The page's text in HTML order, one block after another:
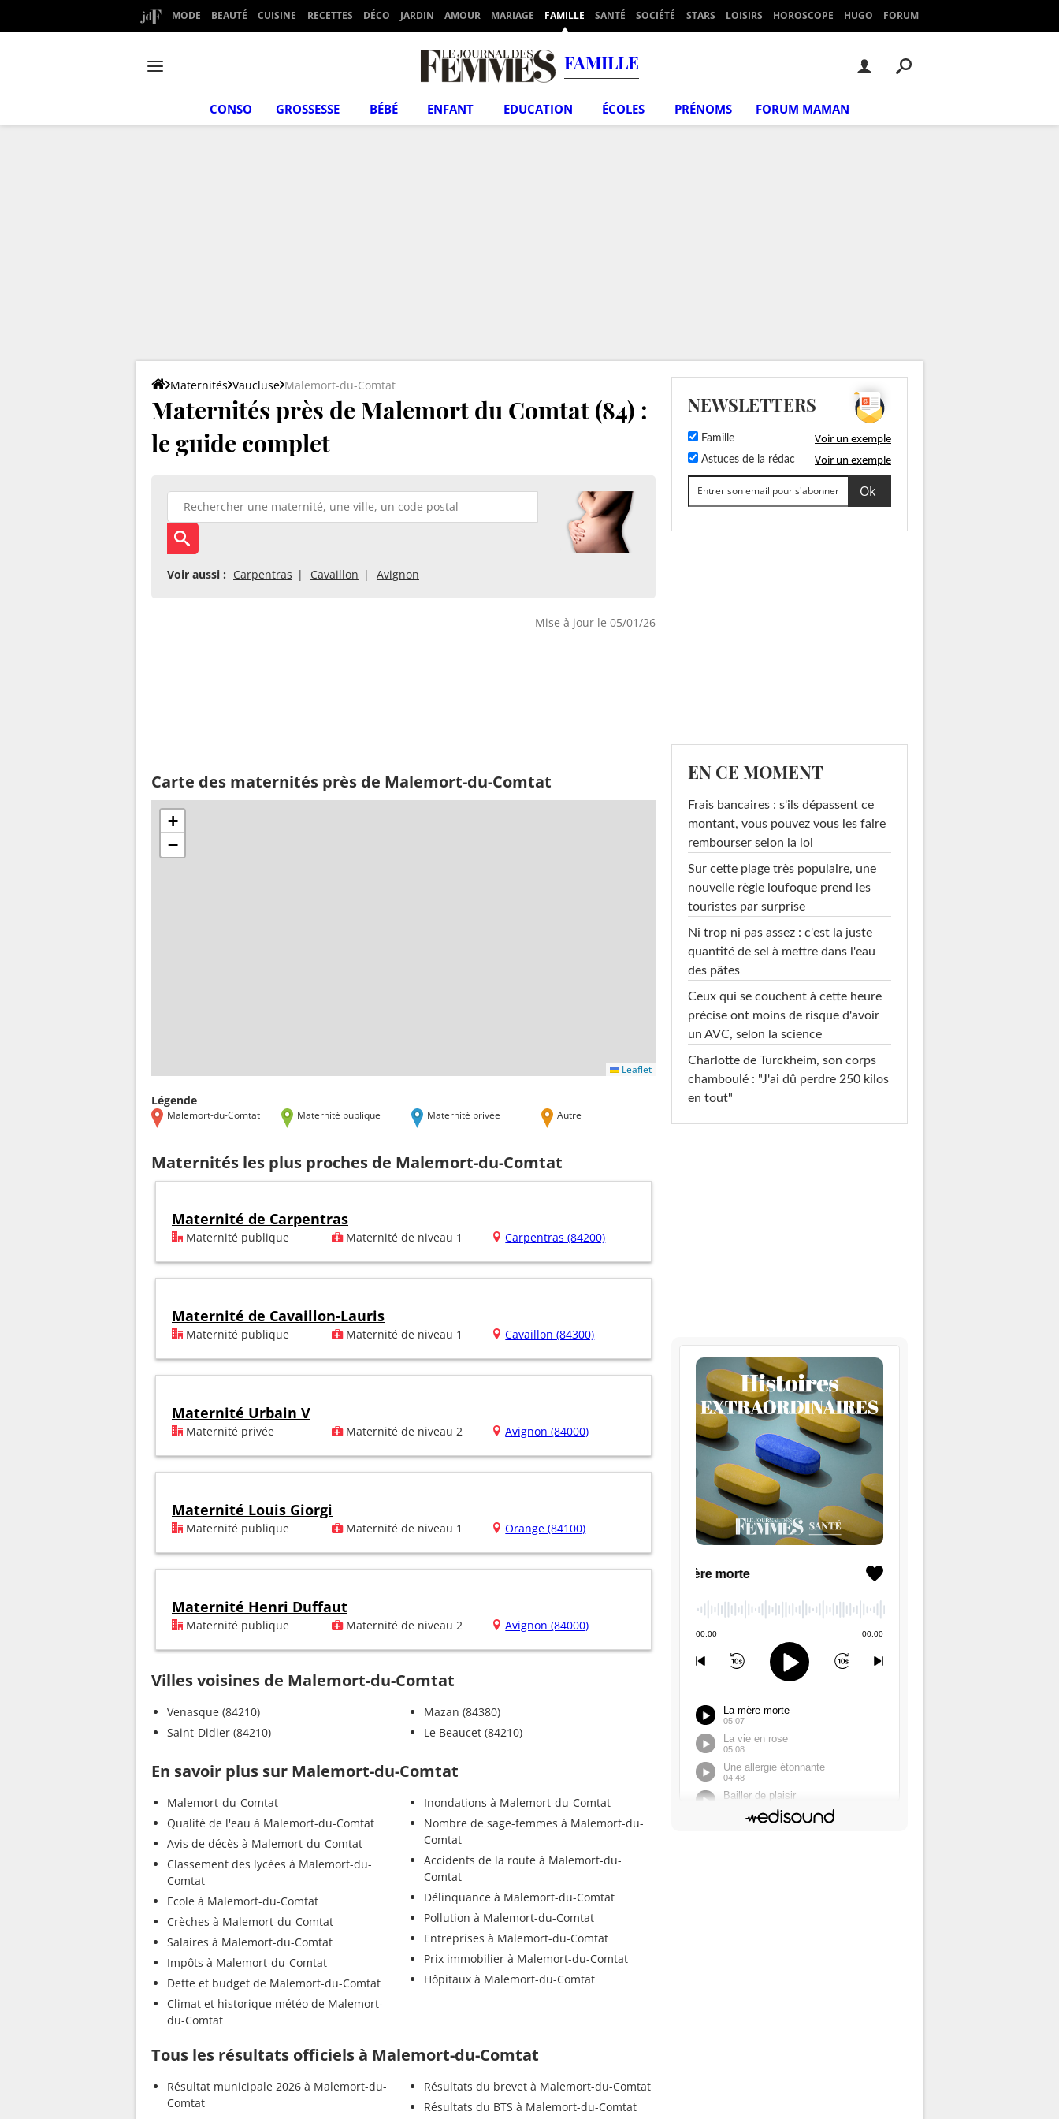
MODE BEAUTÉ CUISINE RECETTES DÉCO JARDIN AMOUR MARIAGE FAMILLE SANTÉ SOCIÉTÉ STARS LOISIRS HOROSCOPE HUGO FORUM
FAMILLE
CONSO GROSSESSE BÉBÉ ENFANT EDUCATION ÉCOLES PRÉNOMS FORUM MAMAN
Maternités Vaucluse Malemort-du-Comtat
Maternités près de Malemort du Comtat (84) :
le guide complet
Voir aussi : Carpentras Cavaillon Avignon
Mise à jour le 05/01/26
Carte des maternités près de Malemort-du-Comtat
+
−
Leaflet
Légende
Malemort-du-Comtat Maternité publique Maternité privée Autre
Maternités les plus proches de Malemort-du-Comtat
Maternité de Carpentras
Maternité publique Maternité de niveau 1 Carpentras (84200)
Maternité de Cavaillon-Lauris
Maternité publique Maternité de niveau 1 Cavaillon (84300)
Maternité Urbain V
Maternité privée Maternité de niveau 2 Avignon (84000)
Maternité Louis Giorgi
Maternité publique Maternité de niveau 1 Orange (84100)
Maternité Henri Duffaut
Maternité publique Maternité de niveau 2 Avignon (84000)
Villes voisines de Malemort-du-Comtat
Venasque (84210)
Saint-Didier (84210)
Mazan (84380)
Le Beaucet (84210)
En savoir plus sur Malemort-du-Comtat
Malemort-du-Comtat
Qualité de l'eau à Malemort-du-Comtat
Avis de décès à Malemort-du-Comtat
Classement des lycées à Malemort-du-
Comtat
Ecole à Malemort-du-Comtat
Crèches à Malemort-du-Comtat
Salaires à Malemort-du-Comtat
Impôts à Malemort-du-Comtat
Dette et budget de Malemort-du-Comtat
Climat et historique météo de Malemort-
du-Comtat
Inondations à Malemort-du-Comtat
Nombre de sage-femmes à Malemort-du-
Comtat
Accidents de la route à Malemort-du-
Comtat
Délinquance à Malemort-du-Comtat
Pollution à Malemort-du-Comtat
Entreprises à Malemort-du-Comtat
Prix immobilier à Malemort-du-Comtat
Hôpitaux à Malemort-du-Comtat
Tous les résultats officiels à Malemort-du-Comtat
Résultat municipale 2026 à Malemort-du-
Comtat
Résultats du brevet à Malemort-du-Comtat
Résultats du BTS à Malemort-du-Comtat
NEWSLETTERS
Famille Voir un exemple
Astuces de la rédac Voir un exemple
EN CE MOMENT
Frais bancaires : s'ils dépassent ce
montant, vous pouvez vous les faire
rembourser selon la loi
Sur cette plage très populaire, une
nouvelle règle loufoque prend les
touristes par surprise
Ni trop ni pas assez : c'est la juste
quantité de sel à mettre dans l'eau
des pâtes
Ceux qui se couchent à cette heure
précise ont moins de risque d'avoir
un AVC, selon la science
Charlotte de Turckheim, son corps
chamboulé : "J'ai dû perdre 250 kilos
en tout"